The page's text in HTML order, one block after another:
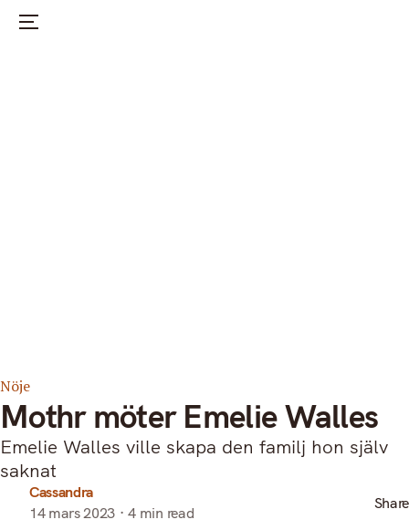
Nöje
Nöje
Mothr möter Emelie Walles
Emelie Walles ville skapa den familj hon själv
saknat
Cassandra
14 mars 2023
4 min read
Share